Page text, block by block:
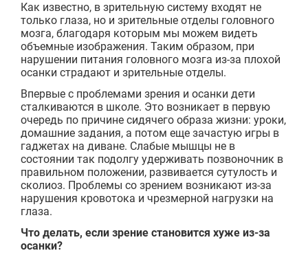
Как известно, в зрительную систему входят не
только глаза, но и зрительные отделы головного
мозга, благодаря которым мы можем видеть
объемные изображения. Таким образом, при
нарушении питания головного мозга из-за плохой
осанки страдают и зрительные отделы.
Впервые с проблемами зрения и осанки дети
сталкиваются в школе. Это возникает в первую
очередь по причине сидячего образа жизни: уроки,
домашние задания, а потом еще зачастую игры в
гаджетах на диване. Слабые мышцы не в
состоянии так подолгу удерживать позвоночник в
правильном положении, развивается сутулость и
сколиоз. Проблемы со зрением возникают из-за
нарушения кровотока и чрезмерной нагрузки на
глаза.
Что делать, если зрение становится хуже из-за
осанки?